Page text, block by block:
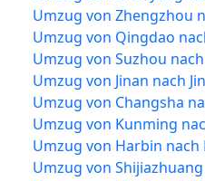
Umzug von Zhengzhou
Umzug von Qingdao
Umzug von Suzhou
Umzug von Jinan nach
Umzug von Changsha
Umzug von Kunming
Umzug von Harbin nach
Umzug von